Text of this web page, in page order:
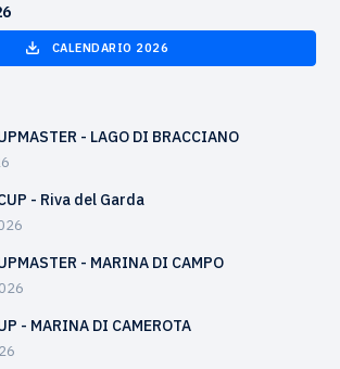
CALENDARIO 2026
- LAGO DI BRACCIANO
- Riva del Garda
- MARINA DI CAMPO
- MARINA DI CAMEROTA